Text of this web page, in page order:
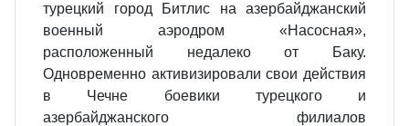
турецкий город Битлис на азербайджанский
военный аэродром «Насосная»,
расположенный недалеко от Баку.
Одновременно активизировали свои действия
в Чечне боевики турецкого и
азербайджанского филиалов